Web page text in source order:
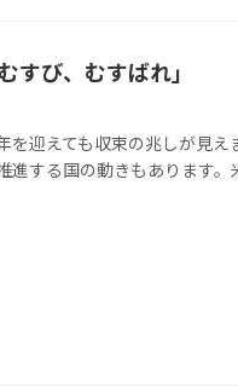
すび、むすばれ」
迎えても収束の兆しが見え
する国の動きもあります